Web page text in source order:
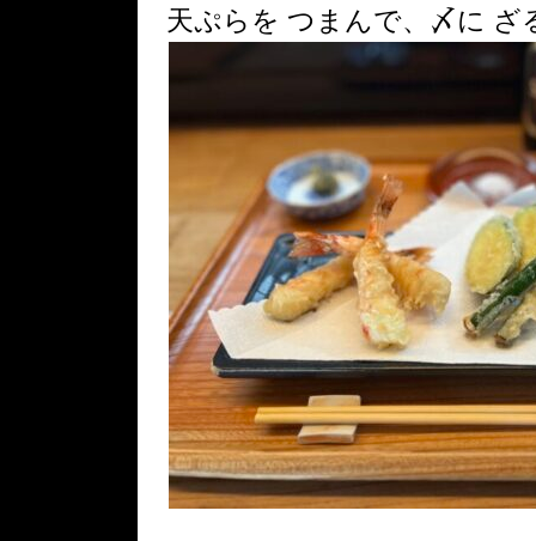
天ぷらを つまんで、〆に ざ